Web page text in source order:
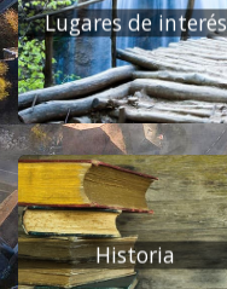
Lugares de interés
Historia